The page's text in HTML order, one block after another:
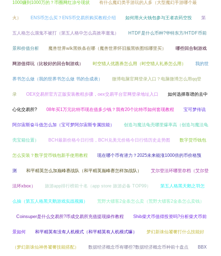
1000赚到1000万的？币圈网红凉兮现状 有什么魔幻类手游玩的人多（大型魔幻手游哪个最
火） ENS币怎么买？ENS币交易所购买教程介绍 如何用火火钱包参与王者农药空投 第
五人格怎么溜鬼不被打（第五人格中怎么高效率遛鬼） HTDF是什么币种?华特东方/HTDF币前
景和价值分析 魔兽世界wlk黑铁条在哪（魔兽世界怀旧服黑铁图纸哪里买） 哪些回合制游戏
网游值得玩（比较好的回合制游戏） 时空猎人优惠券怎么用（时空猎人礼券怎么用） 我的世
界书怎么做（我的世界书怎么做 书的合成表） 微博电脑官网登录入口？电脑微博怎么用qq登
录 OEX交易所官方正版安装教程步骤，oex交易平台官网登录地址入口 如何选择靠谱的去中
心化交易所? 08年买1万元比特币现在值多少钱？我有20个比特币如何套现教程 宝可梦传说
阿尔宙斯奋斗值怎么加（宝可梦阿尔宙斯专属技能） 创造与魔法龟壳哪里爆率高（创造与魔法龟
壳宝箱位置） BCH最新价格今日行情，BCH兑美元价格今日行情历史走势图 数字货币钱包
怎么安装？数字货币钱包新手使用教程 现在哪个币有潜力？2025未来能涨1000倍的币价格预
测 和平精英怎么加巅峰赛战队（和平精英巅峰赛怎样加战队） 艾尔登法环哪里存档（艾尔登
法环xbox） 旅游app排行榜前十名（app store 旅游必备 TOP99） 第五人格黑天鹅之羽怎
么抽（第五人格黑天鹅游戏实战视频） 荒野大镖客2金条怎么卖（荒野大镖客2金条怎么卖钱）
Coinsuper是什么交易所?币成交易所充值提现操作教程 Shib柴犬币值得投资吗?分析柴犬币前
景如何 和平精英有没有人机模式（和平精英有人机模式嘛） 梦幻新诛仙饕餮打什么技能好
（梦幻新诛仙神兽饕餮技能搭配） 数据经济概念币有哪些?数据经济概念币种前十盘点 BBX